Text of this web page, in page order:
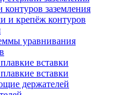
заземления
и крепёж контуров
уравнивания
вставки
вставки
держателей